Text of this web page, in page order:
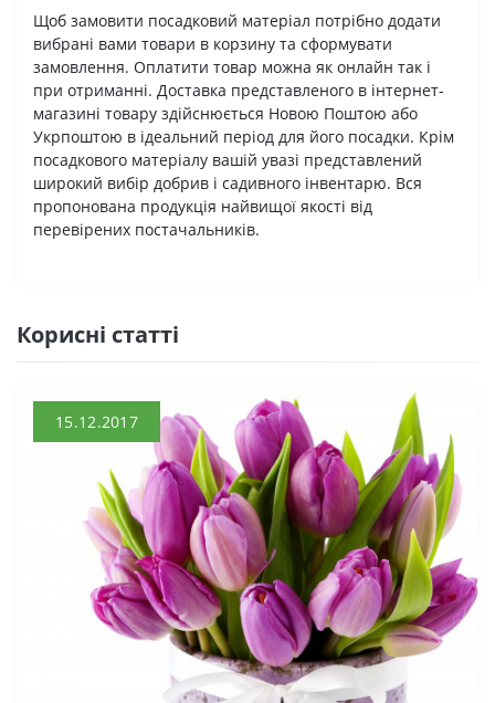
Щоб замовити посадковий матеріал потрібно додати
вибрані вами товари в корзину та сформувати
замовлення. Оплатити товар можна як онлайн так і
при отриманні. Доставка представленого в інтернет-
магазині товару здійснюється Новою Поштою або
Укрпоштою в ідеальний період для його посадки. Крім
посадкового матеріалу вашій увазі представлений
широкий вибір добрив і садивного інвентарю. Вся
пропонована продукція найвищої якості від
перевірених постачальників.
Кориснi статтi
15.12.2017